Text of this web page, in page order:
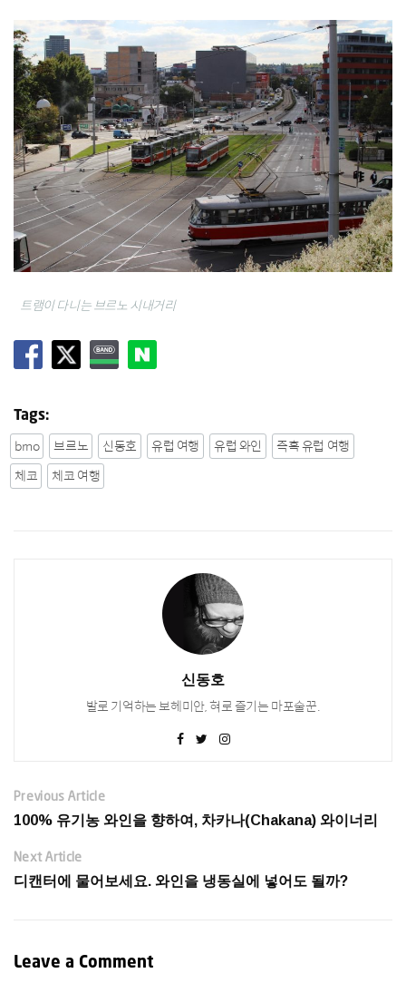
트램이 다니는 브르노 시내거리
Tags:
brno 브르노 신동호 유럽 여행 유럽 와인
즉흑 유럽 여행
체코
체코 여행
신동호
발로 기억하는 보헤미안, 혀로 즐기는 마포술꾼.
Previous Article
100% 유기농 와인을 향하여, 차카나(Chakana) 와이너리
Next Article
디캔터에 물어보세요. 와인을 냉동실에 넣어도 될까?
Leave a Comment